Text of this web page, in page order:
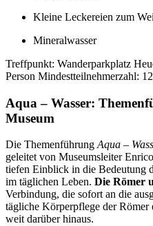
Kleine Leckereien zum
Mineralwasser
Treffpunkt: Wanderparkplatz
Person Mindestteilnehmerzahl:
Aqua – Wasser:
Museum
Die Themenführung Aqua –
geleitet von Museumsleiter
tiefen Einblick in die Bedeutung
im täglichen Leben. Die Römer
Verbindung, die sofort an die
tägliche Körperpflege der
weit darüber hinaus.